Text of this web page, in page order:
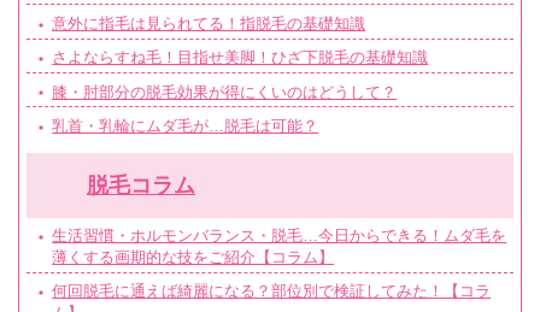
意外に指毛は見られてる！指脱毛の基礎知識
さよならすね毛！目指せ美脚！ひざ下脱毛の基礎知識
膝・肘部分の脱毛効果が得にくいのはどうして？
乳首・乳輪にムダ毛が…脱毛は可能？
脱毛コラム
生活習慣・ホルモンバランス・脱毛…今日からできる！ムダ毛を
薄くする画期的な技をご紹介【コラム】
何回脱毛に通えば綺麗になる？部位別で検証してみた！【コラ